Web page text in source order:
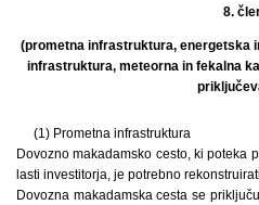
8.
(prometna infrastruktura, energetska
infrastruktura, meteorna in fekalna
(1) Prometna infrastruktura
Dovozno makadamsko cesto, ki poteka
lasti investitorja, je potrebno rekonstruirati.
Dovozna makadamska cesta se